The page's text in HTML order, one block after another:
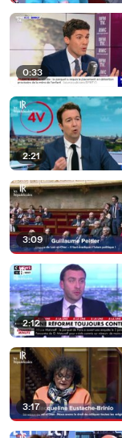
0:33
2:21
3:09
2:12
3:17